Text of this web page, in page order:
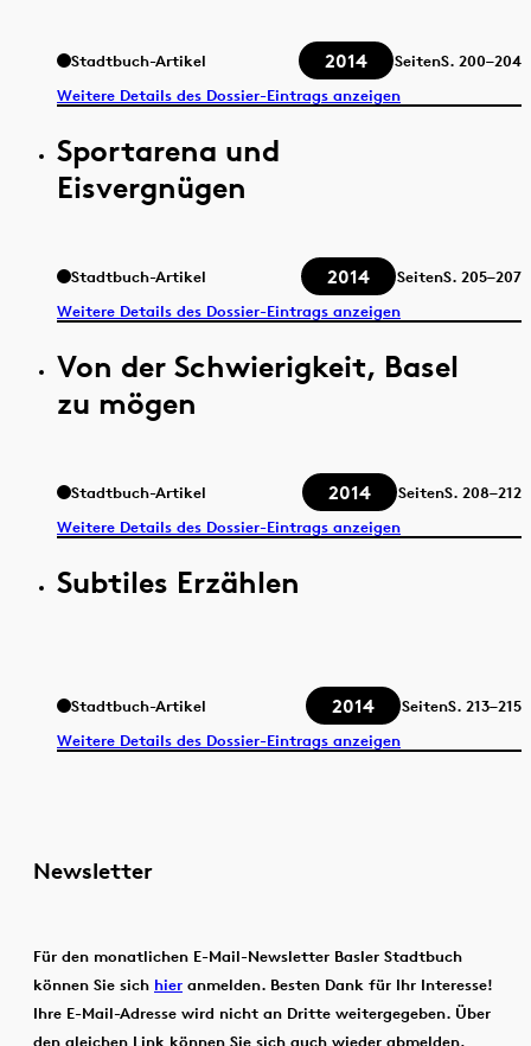
Stadtbuch-Artikel 2014 SeitenS. 200–204
Weitere Details des Dossier-Eintrags anzeigen
Sportarena und
Eisvergnügen
Stadtbuch-Artikel 2014 SeitenS. 205–207
Weitere Details des Dossier-Eintrags anzeigen
Von der Schwierigkeit, Basel
zu mögen
Stadtbuch-Artikel 2014 SeitenS. 208–212
Weitere Details des Dossier-Eintrags anzeigen
Subtiles Erzählen
Stadtbuch-Artikel 2014 SeitenS. 213–215
Weitere Details des Dossier-Eintrags anzeigen
Newsletter
Für den monatlichen E-Mail-Newsletter Basler Stadtbuch
können Sie sich hier anmelden. Besten Dank für Ihr Interesse!
Ihre E-Mail-Adresse wird nicht an Dritte weitergegeben. Über
den gleichen Link können Sie sich auch wieder abmelden,